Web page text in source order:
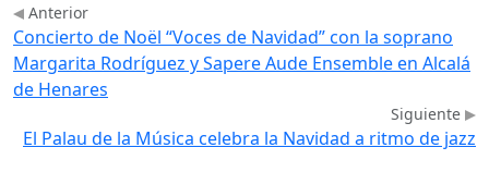
Anterior
Concierto de Noël “Voces de Navidad” con la soprano
Margarita Rodríguez y Sapere Aude Ensemble en Alcalá
de Henares
Siguiente
El Palau de la Música celebra la Navidad a ritmo de jazz